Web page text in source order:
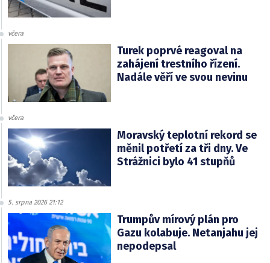
včera
Turek poprvé reagoval na
zahájení trestního řízení.
Nadále věří ve svou nevinu
včera
Moravský teplotní rekord se
měnil potřetí za tři dny. Ve
Strážnici bylo 41 stupňů
5. srpna 2026 21:12
Trumpův mírový plán pro
Gazu kolabuje. Netanjahu jej
nepodepsal